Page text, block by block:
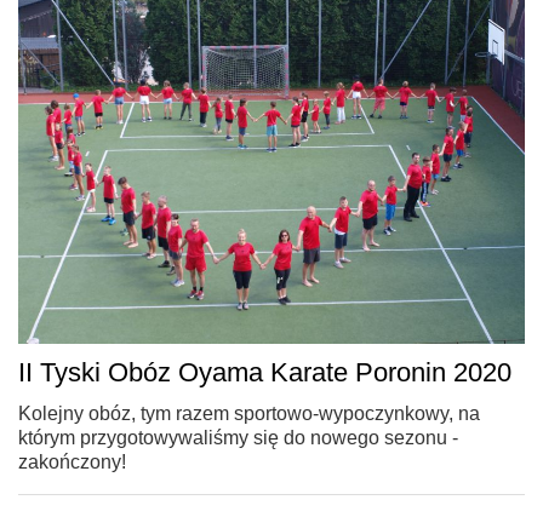
II Tyski Obóz Oyama Karate Poronin 2020
Kolejny obóz, tym razem sportowo-wypoczynkowy, na
którym przygotowywaliśmy się do nowego sezonu -
zakończony!